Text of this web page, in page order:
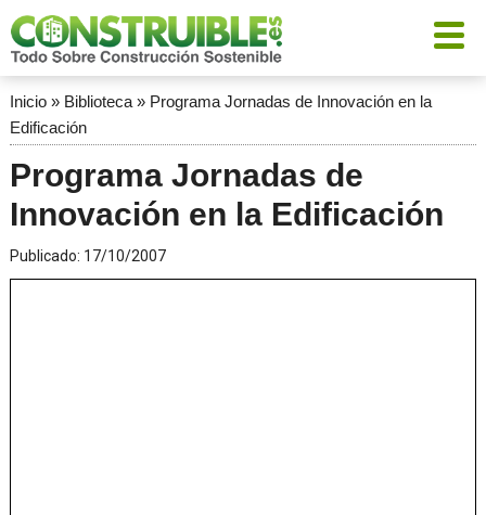
Inicio» Biblioteca» Programa Jornadas de Innovación en la
Edificación
Programa Jornadas de
Innovación en la Edificación
Publicado: 17/10/2007